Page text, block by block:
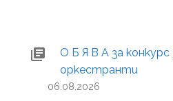
О Б Я В А за конкурс
оркестранти
06.08.2026